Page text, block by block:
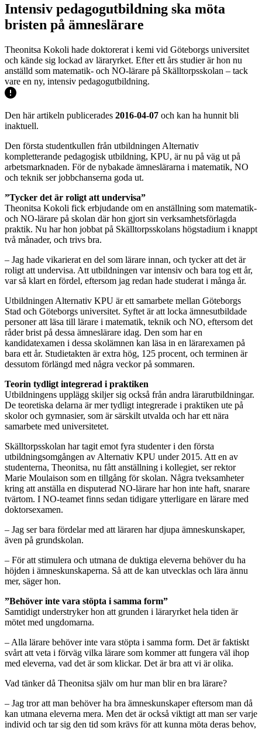
Intensiv pedagogutbildning ska möta
bristen på ämneslärare
Theonitsa Kokoli hade doktorerat i kemi vid Göteborgs universitet
och kände sig lockad av läraryrket. Efter ett års studier är hon nu
anställd som matematik- och NO-lärare på Skälltorpsskolan – tack
vare en ny, intensiv pedagogutbildning.
Den här artikeln publicerades 2016-04-07 och kan ha hunnit bli
inaktuell.
Den första studentkullen från utbildningen Alternativ
kompletterande pedagogisk utbildning, KPU, är nu på väg ut på
arbetsmarknaden. För de nybakade ämneslärarna i matematik, NO
och teknik ser jobbchanserna goda ut.
”Tycker det är roligt att undervisa”
Theonitsa Kokoli fick erbjudande om en anställning som matematik-
och NO-lärare på skolan där hon gjort sin verksamhetsförlagda
praktik. Nu har hon jobbat på Skälltorpsskolans högstadium i knappt
två månader, och trivs bra.
– Jag hade vikarierat en del som lärare innan, och tycker att det är
roligt att undervisa. Att utbildningen var intensiv och bara tog ett år,
var så klart en fördel, eftersom jag redan hade studerat i många år.
Utbildningen Alternativ KPU är ett samarbete mellan Göteborgs
Stad och Göteborgs universitet. Syftet är att locka ämnesutbildade
personer att läsa till lärare i matematik, teknik och NO, eftersom det
råder brist på dessa ämneslärare idag. Den som har en
kandidatexamen i dessa skolämnen kan läsa in en lärarexamen på
bara ett år. Studietakten är extra hög, 125 procent, och terminen är
dessutom förlängd med några veckor på sommaren.
Teorin tydligt integrerad i praktiken
Utbildningens upplägg skiljer sig också från andra lärarutbildningar.
De teoretiska delarna är mer tydligt integrerade i praktiken ute på
skolor och gymnasier, som är särskilt utvalda och har ett nära
samarbete med universitetet.
Skälltorpsskolan har tagit emot fyra studenter i den första
utbildningsomgången av Alternativ KPU under 2015. Att en av
studenterna, Theonitsa, nu fått anställning i kollegiet, ser rektor
Marie Moulaison som en tillgång för skolan. Några tveksamheter
kring att anställa en disputerad NO-lärare har hon inte haft, snarare
tvärtom. I NO-teamet finns sedan tidigare ytterligare en lärare med
doktorsexamen.
– Jag ser bara fördelar med att läraren har djupa ämneskunskaper,
även på grundskolan.
– För att stimulera och utmana de duktiga eleverna behöver du ha
höjden i ämneskunskaperna. Så att de kan utvecklas och lära ännu
mer, säger hon.
”Behöver inte vara stöpta i samma form”
Samtidigt understryker hon att grunden i läraryrket hela tiden är
mötet med ungdomarna.
– Alla lärare behöver inte vara stöpta i samma form. Det är faktiskt
svårt att veta i förväg vilka lärare som kommer att fungera väl ihop
med eleverna, vad det är som klickar. Det är bra att vi är olika.
Vad tänker då Theonitsa själv om hur man blir en bra lärare?
– Jag tror att man behöver ha bra ämneskunskaper eftersom man då
kan utmana eleverna mera. Men det är också viktigt att man ser varje
individ och tar sig den tid som krävs för att kunna möta deras behov,